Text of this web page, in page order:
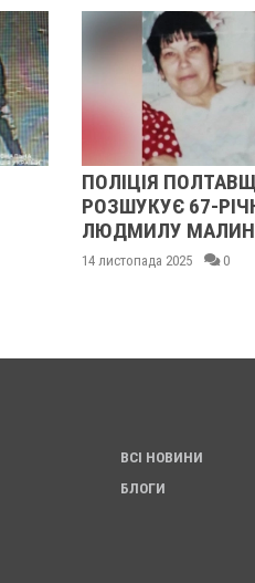
ПОЛІЦІЯ ПОЛТАВЩИНИ
РОЗШУКУЄ 67-РІЧНУ
ЛЮДМИЛУ МАЛИНЕНКО
14 листопада 2025 0
ВСІ НОВИНИ
БЛОГИ